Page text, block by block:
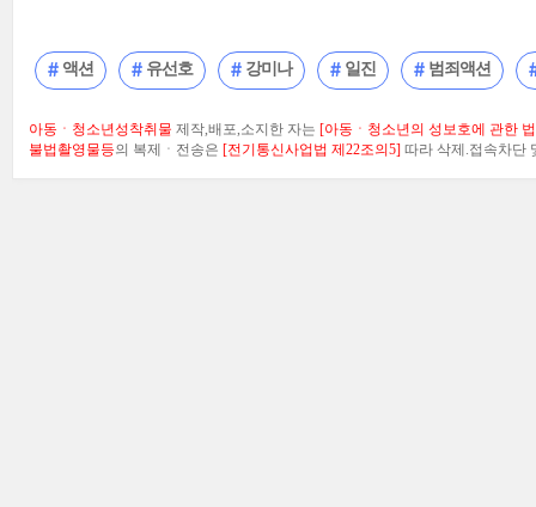
액션 유선호 강미나 일진 범죄액션
아동ㆍ청소년성착취물 제작,배포,소지한 자는 [아동ㆍ청소년의 성보호에 관한
불법촬영물등의 복제ㆍ전송은 [전기통신사업법 제22조의5] 따라 삭제.접속차단